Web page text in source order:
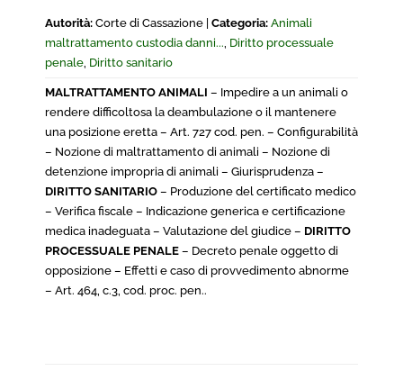
Autorità: Corte di Cassazione | Categoria: Animali
maltrattamento custodia danni..., Diritto processuale
penale, Diritto sanitario
MALTRATTAMENTO ANIMALI – Impedire a un animali o
rendere difficoltosa la deambulazione o il mantenere
una posizione eretta – Art. 727 cod. pen. – Configurabilità
– Nozione di maltrattamento di animali – Nozione di
detenzione impropria di animali – Giurisprudenza –
DIRITTO SANITARIO – Produzione del certificato medico
– Verifica fiscale – Indicazione generica e certificazione
medica inadeguata – Valutazione del giudice – DIRITTO
PROCESSUALE PENALE – Decreto penale oggetto di
opposizione – Effetti e caso di provvedimento abnorme
– Art. 464, c.3, cod. proc. pen..